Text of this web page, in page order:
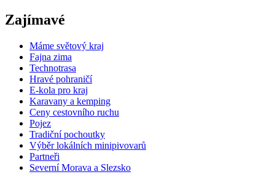
Zajímavé
Máme světový kraj
Fajna zima
Technotrasa
Hravé pohraničí
E-kola pro kraj
Karavany a kemping
Ceny cestovního ruchu
Pojez
Tradiční pochoutky
Výběr lokálních minipivovarů
Partneři
Severní Morava a Slezsko